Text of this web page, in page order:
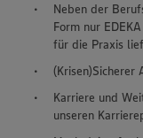
Neben der
Form nur
für die Praxis
Karriere und
unseren